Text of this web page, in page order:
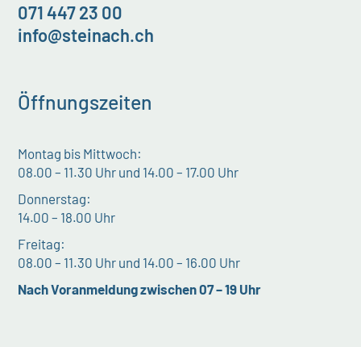
071 447 23 00
info@steinach.ch
Öffnungszeiten
Montag bis Mittwoch:
08.00 – 11.30 Uhr und 14.00 – 17.00 Uhr
Donnerstag:
14.00 – 18.00 Uhr
Freitag:
08.00 – 11.30 Uhr und 14.00 – 16.00 Uhr
Nach Voranmeldung zwischen 07 – 19 Uhr